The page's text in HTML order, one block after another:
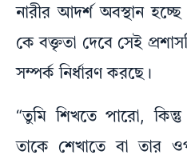
নারীর আদর্শ অবস্থান
কে বক্তৃতা দেবে সেই
সম্পর্ক নির্ধারণ করছে।
“তুমি শিখতে পারো,
তাকে শেখাতে বা তার